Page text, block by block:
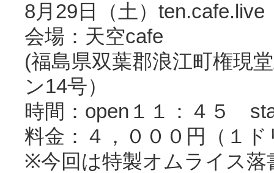
8月 29 日（土）ten.cafe.live
会場：天空cafe
(福島県双葉郡浪江町権現
ン14号）
時間： open １１：４５
料金：４，０００円（１
※今回は特製オムライス